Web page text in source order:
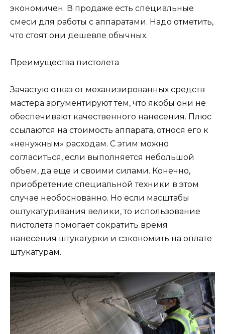
экономичен. В продаже есть специальные
смеси для работы с аппаратами. Надо отметить,
что стоят они дешевле обычных.
Преимущества пистолета
Зачастую отказ от механизированных средств
мастера аргументируют тем, что якобы они не
обеспечивают качественного нанесения. Плюс
ссылаются на стоимость аппарата, относя его к
«ненужным» расходам. С этим можно
согласиться, если выполняется небольшой
объем, да еще и своими силами. Конечно,
приобретение специальной техники в этом
случае необоснованно. Но если масштабы
оштукатуривания велики, то использование
пистолета помогает сократить время
нанесения штукатурки и сэкономить на оплате
штукатурам.